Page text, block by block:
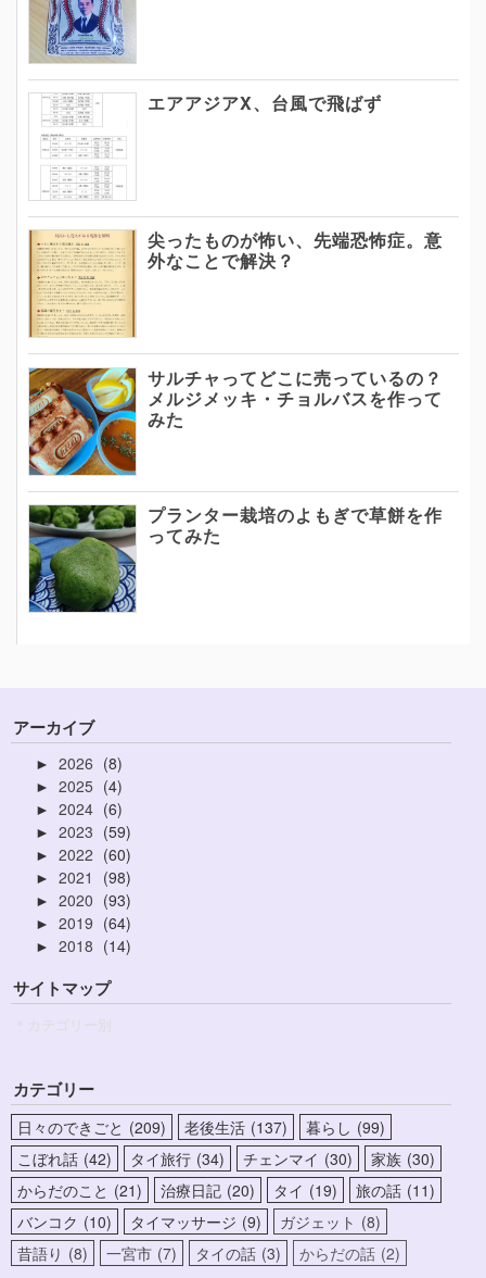
エアアジアX、台風で飛ばず
尖ったものが怖い、先端恐怖症。意
外なことで解決？
サルチャってどこに売っているの？
メルジメッキ・チョルバスを作って
みた
プランター栽培のよもぎで草餅を作
ってみた
アーカイブ
► 2026 8
► 2025 4
► 2024 6
► 2023 59
► 2022 60
► 2021 98
► 2020 93
► 2019 64
► 2018 14
サイトマップ
＊カテゴリー別
カテゴリー
日々のできごと 209 老後生活 137 暮らし 99
こぼれ話 42 タイ旅行 34 チェンマイ 30 家族 30
からだのこと
21 治療日記 20 タイ 19 旅の話 11
バンコク
10 タイマッサージ 9 ガジェット
8
昔語り
8 一宮市 7 タイの話 3 からだの話 2